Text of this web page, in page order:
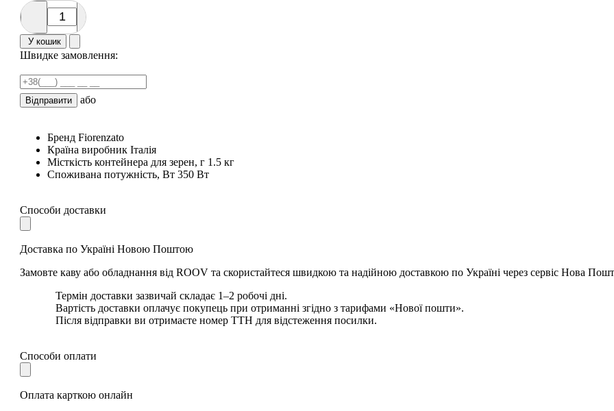
У кошик
Швидке замовлення:
Відправити або
Бренд Fiorenzato
Країна виробник Італія
Місткість контейнера для зерен, г 1.5 кг
Споживана потужність, Вт 350 Вт
Способи доставки
Доставка по Україні Новою Поштою
Замовте каву або обладнання від ROOV та скористайтеся швидкою та надійною доставкою по Україні через сервіс Нова
Термін доставки зазвичай складає 1–2 робочі дні.
Вартість доставки оплачує покупець при отриманні згідно з тарифами «Нової пошти».
Після відправки ви отримаєте номер ТТН для відстеження посилки.
Способи оплати
Оплата карткою онлайн